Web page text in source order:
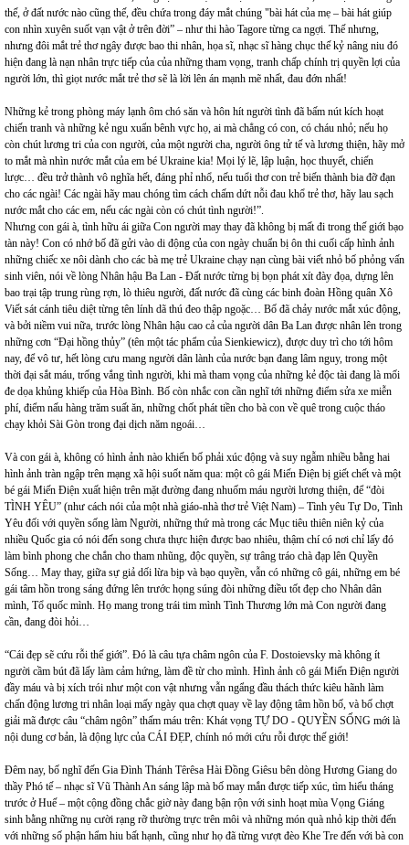
thế, ở đất nước nào cũng thế, đều chứa trong đáy mắt chúng "bài hát của mẹ – bài hát giúp
con nhìn xuyên suốt vạn vật ở trên đời” – như thi hào Tagore từng ca ngợi. Thế nhưng,
nhưng đôi mắt trẻ thơ ngây được bao thi nhân, họa sĩ, nhạc sĩ hàng chục thế kỷ nâng niu đó
hiện đang là nạn nhân trực tiếp của của những tham vọng, tranh chấp chính trị quyền lợi của
người lớn, thì giọt nước mắt trẻ thơ sẽ là lời lên án mạnh mẽ nhất, đau đớn nhất!
Những kẻ trong phòng máy lạnh ôm chó săn và hôn hít người tình đã bấm nút kích hoạt
chiến tranh và những kẻ ngu xuẩn bênh vực họ, ai mà chẳng có con, có cháu nhỏ; nếu họ
còn chút lương tri của con người, của một người cha, người ông tử tế và lương thiện, hãy mở
to mắt mà nhìn nước mắt của em bé Ukraine kia! Mọi lý lẽ, lập luận, học thuyết, chiến
lược… đều trở thành vô nghĩa hết, đáng phỉ nhổ, nếu tuổi thơ con trẻ biến thành bia đỡ đạn
cho các ngài! Các ngài hãy mau chóng tìm cách chấm dứt nỗi đau khổ trẻ thơ, hãy lau sạch
nước mắt cho các em, nếu các ngài còn có chút tình người!”.
Nhưng con gái à, tình hữu ái giữa Con người may thay đã không bị mất đi trong thế giới bạo
tàn này! Con có nhớ bố đã gửi vào di động của con ngày chuẩn bị ôn thi cuối cấp hình ảnh
những chiếc xe nôi dành cho các bà mẹ trẻ Ukraine chạy nạn cùng bài viết nhỏ bố phỏng vấn
sinh viên, nói về lòng Nhân hậu Ba Lan - Đất nước từng bị bọn phát xít đày đọa, dựng lên
bao trại tập trung rùng rợn, lò thiêu người, đất nước đã cùng các binh đoàn Hồng quân Xô
Viết sát cánh tiêu diệt từng tên lính dã thú đeo thập ngoặc… Bố đã chảy nước mắt xúc động,
và bởi niềm vui nữa, trước lòng Nhân hậu cao cả của người dân Ba Lan được nhân lên trong
những cơn “Đại hồng thủy” (tên một tác phẩm của Sienkiewicz), được duy trì cho tới hôm
nay, để vô tư, hết lòng cưu mang người dân lành của nước bạn đang lâm nguy, trong một
thời đại sắt máu, trống vắng tình người, khi mà tham vọng của những kẻ độc tài đang là mối
đe dọa khủng khiếp của Hòa Bình. Bố còn nhắc con cần nghĩ tới những điểm sửa xe miễn
phí, điểm nấu hàng trăm suất ăn, những chốt phát tiền cho bà con về quê trong cuộc tháo
chạy khỏi Sài Gòn trong đại dịch năm ngoái…
Và con gái à, không có hình ảnh nào khiến bố phải xúc động và suy ngẫm nhiều bằng hai
hình ảnh tràn ngập trên mạng xã hội suốt năm qua: một cô gái Miến Điện bị giết chết và một
bé gái Miến Điện xuất hiện trên mặt đường đang nhuốm máu người lương thiện, để “đòi
TÌNH YÊU” (như cách nói của một nhà giáo-nhà thơ trẻ Việt Nam) – Tình yêu Tự Do, Tình
Yêu đối với quyền sống làm Người, những thứ mà trong các Mục tiêu thiên niên kỷ của
nhiều Quốc gia có nói đến song chưa thực hiện được bao nhiêu, thậm chí có nơi chỉ lấy đó
làm bình phong che chắn cho tham nhũng, độc quyền, sự trâng tráo chà đạp lên Quyền
Sống… May thay, giữa sự giả dối lừa bịp và bạo quyền, vẫn có những cô gái, những em bé
gái tâm hồn trong sáng đứng lên trước họng súng đòi những điều tốt đẹp cho Nhân dân
mình, Tổ quốc mình. Họ mang trong trái tim mình Tình Thương lớn mà Con người đang
cần, đang đòi hỏi…
“Cái đẹp sẽ cứu rỗi thế giới”. Đó là câu tựa châm ngôn của F. Dostoievsky mà không ít
người cầm bút đã lấy làm cảm hứng, làm đề từ cho mình. Hình ảnh cô gái Miến Điện người
đầy máu và bị xích trói như một con vật nhưng vẫn ngẩng đầu thách thức kiêu hãnh làm
chấn động lương tri nhân loại mấy ngày qua chợt quay về lay động tâm hồn bố, và bố chợt
giải mã được câu “châm ngôn” thấm máu trên: Khát vọng TỰ DO - QUYỀN SỐNG mới là
nội dung cơ bản, là động lực của CÁI ĐẸP, chính nó mới cứu rỗi được thế giới!
Đêm nay, bố nghĩ đến Gia Đình Thánh Têrêsa Hài Đồng Giêsu bên dòng Hương Giang do
thầy Phó tế – nhạc sĩ Vũ Thành An sáng lập mà bố may mắn được tiếp xúc, tìm hiểu tháng
trước ở Huế – một cộng đồng chắc giờ này đang bận rộn với sinh hoạt mùa Vọng Giáng
sinh bằng những nụ cười rạng rỡ thường trực trên môi và những món quà nhỏ kịp thời đến
với những số phận hẩm hiu bất hạnh, cũng như họ đã từng vượt đèo Khe Tre đến với bà con